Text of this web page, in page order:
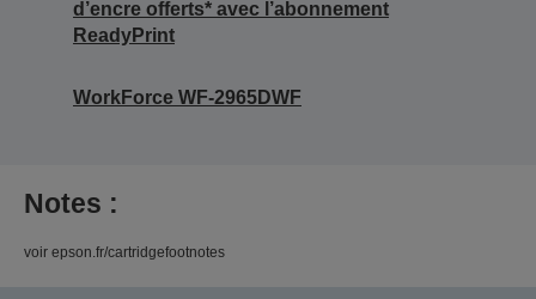
d’encre offerts* avec l’abonnement
ReadyPrint
WorkForce WF-2965DWF
Notes :
voir epson.fr/cartridgefootnotes